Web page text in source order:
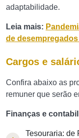
adaptabilidade.
Leia mais:
de
Cargos e
Confira abaixo as
remuner que serão
Finanças e
Tesouraria: de